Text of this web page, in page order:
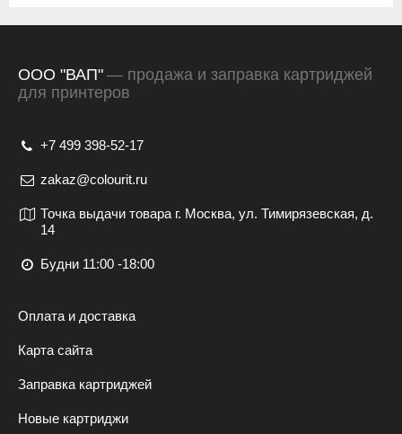
ООО "ВАП" — продажа и заправка картриджей
для принтеров
+7 499 398-52-17
zakaz@colourit.ru
Точка выдачи товара г. Москва, ул. Тимирязевская, д.
14
Будни 11:00 -18:00
Оплата и доставка
Карта сайта
Заправка картриджей
Новые картриджи